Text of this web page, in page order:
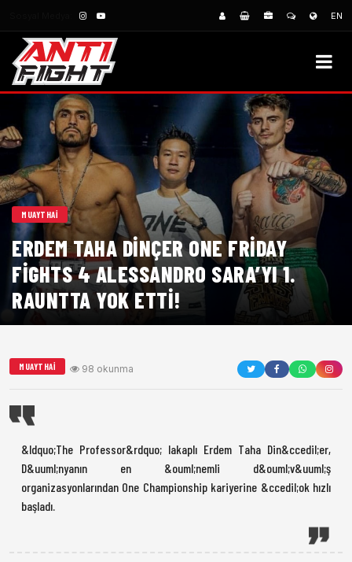
EN
MUAYTHAI
ERDEM TAHA DINÇER ONE FRIDAY
FIGHTS 4 ALESSANDRO SARA’YI 1.
RAUNTTA YOK ETTİ!
MUAYTHAI 98 okunma
&ldquo;The Professor&rdquo; lakaplı Erdem Taha Din&ccedil;er,
D&uuml;nyanın en &ouml;nemli d&ouml;v&uuml;ş
organizasyonlarından One Championship kariyerine &ccedil;ok hızlı
başladı.